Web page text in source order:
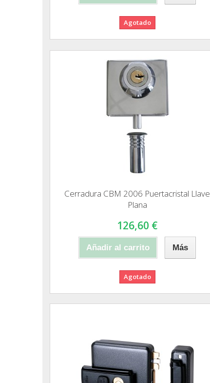
Agotado
Cerradura CBM 2006 Puertacristal Llave
Plana
126,60 €
Añadir al carrito Más
Agotado